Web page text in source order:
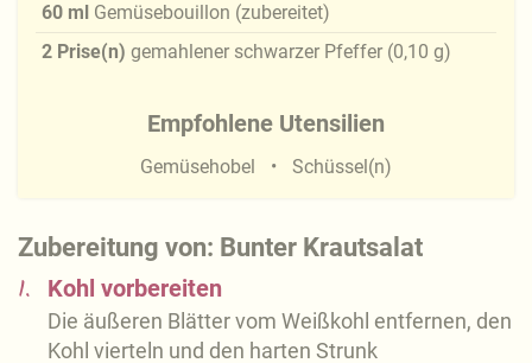
Zubereitung von: Bunter Krautsalat
1. Kohl vorbereiten
Die äußeren Blätter vom Weißkohl entfernen, den
Kohl vierteln und den harten Strunk
60 ml Gemüsebouillon (zubereitet)
2 Prise(n) gemahlener schwarzer Pfeffer (0,10 g)
Empfohlene Utensilien
Gemüsehobel Schüssel(n)